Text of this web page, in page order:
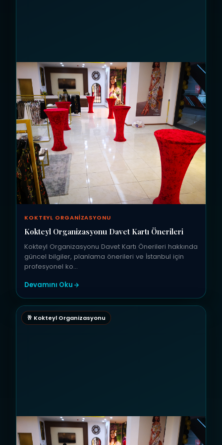
KOKTEYL ORGANIZASYONU
Kokteyl Organizasyonu Davet Kartı Önerileri
Kokteyl Organizasyonu Davet Kartı Önerileri hakkında
güncel bilgiler, planlama önerileri ve İstanbul için
profesyonel ko…
Devamını Oku
🥂 Kokteyl Organizasyonu